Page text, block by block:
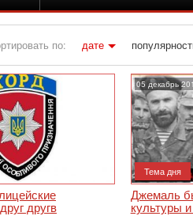
по: дате
TV» Материалы за 05.12.2016
другв
05 декабрь
Тема дня
Джемаль
культуры